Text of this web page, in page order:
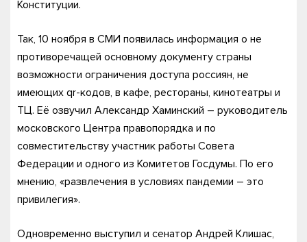
Конституции.
Так, 10 ноября в СМИ появилась информация о не
противоречащей основному документу страны
возможности ограничения доступа россиян, не
имеющих qr-кодов, в кафе, рестораны, кинотеатры и
ТЦ. Её озвучил Александр Хаминский – руководитель
московского Центра правопорядка и по
совместительству участник работы Совета
Федерации и одного из Комитетов Госдумы. По его
мнению, «развлечения в условиях пандемии – это
привилегия».
Одновременно выступил и сенатор Андрей Клишас,